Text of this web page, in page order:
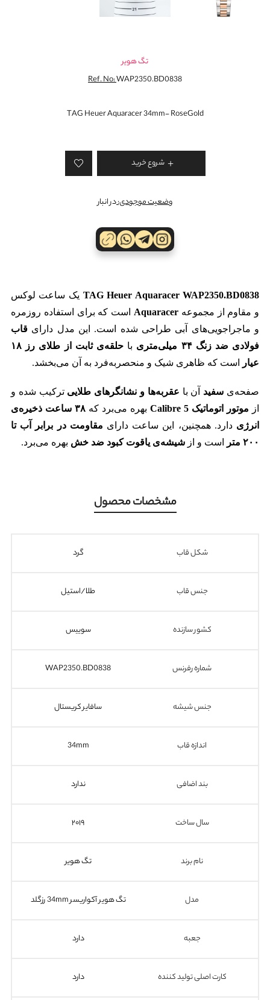
تگ هویر
Ref. No:WAP2350.BD0838
TAG Heuer Aquaracer 34mm- RoseGold
شروع خرید
وضعیت موجودی:در انبار
TAG Heuer Aquaracer WAP2350.BD0838 یک ساعت لوکس
و مقاوم از مجموعهAquaracer است که برای استفاده روزمره
و ماجراجویی‌های آبی طراحی شده است. این مدل دارایقاب
فولادی ضد زنگ ۳۴ میلی‌متری
با
حلقه‌ی ثابت از طلای رز ۱۸
عیار
است که ظاهری شیک و منحصر‌به‌فرد به آن می‌بخشد.
صفحه‌ی سفید آن با عقربه‌ها و نشانگرهای طلایی ترکیب شده و
از موتور اتوماتیک Calibre 5 بهره می‌برد که
۳۸ ساعت ذخیره‌ی
انرژی دارد. همچنین، این ساعت دارای مقاومت در برابر آب تا
۲۰۰ متر
است و از شیشه‌ی یاقوت کبود ضد خش بهره می‌برد.
مشخصات محصول
شکل قاب گرد
جنس قاب طلا/استیل
کشور سازنده سوییس
شماره رفرنس WAP2350.BD0838
جنس شیشه سافایر کریستال
اندازه قاب 34mm
بند اضافی ندارد
سال ساخت ۲۰۱۹
نام برند تگ هویر
مدل تگ هویر آکواریسر 34mm رزگلد
جعبه دارد
کارت اصلی تولید کننده دارد